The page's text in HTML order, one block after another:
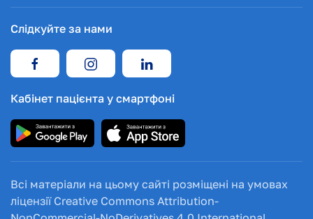
Слідкуйте за нами
Кабінет пацієнта у смартфоні
Всі матеріали на цьому сайті розміщені на умовах
ліцензії Creative Commons Attribution-